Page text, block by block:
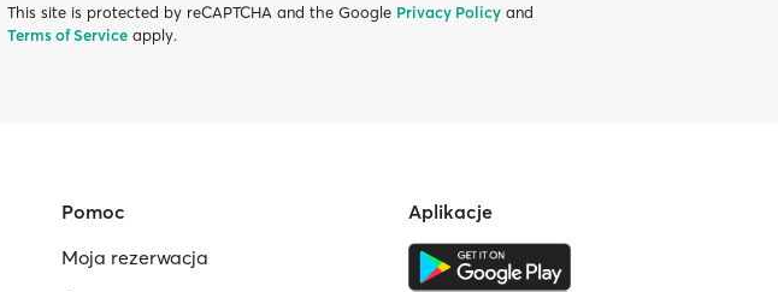
This site is protected by reCAPTCHA and the Google Privacy Policy and
Terms of Service apply.
Pomoc
Moja rezerwacja
Aplikacje